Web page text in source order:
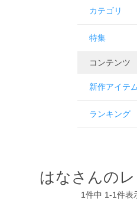
カテゴリ
特集
コンテンツ
新作アイテム
ランキング
はなさんの
1件中 1-1件表